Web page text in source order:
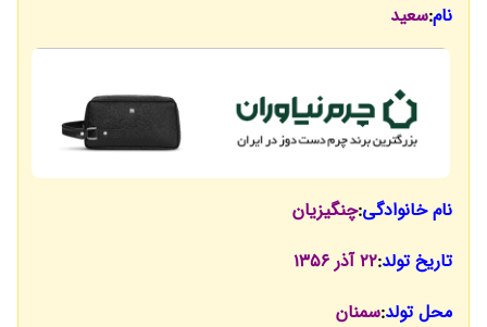
نام:سعید
نام خانوادگی:چنگیزیان
تاریخ تولد:22 آذر 1356
محل تولد:سمنان